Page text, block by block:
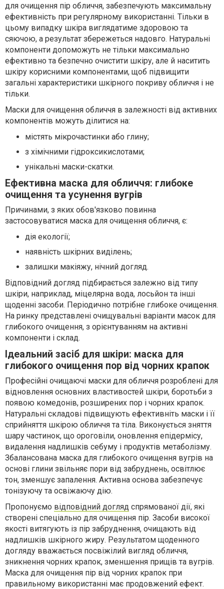
для очищення пір обличчя, забезпечують максимальну
ефективність при регулярному використанні. Тільки в
цьому випадку шкіра виглядатиме здоровою та
сяючою, а результат збережеться надовго. Натуральні
компоненти допоможуть не тільки максимально
ефективно та безпечно очистити шкіру, але й наситить
шкіру корисними компонентами, щоб підвищити
загальні характеристики шкірного покриву обличчя і не
тільки.
Маски для очищення обличчя в залежності від активних
компонентів можуть ділитися на:
містять мікрочастинки або глину;
з хімічними гідроксикислотами;
унікальні маски-скатки.
Ефективна маска для обличчя: глибоке
очищення та усунення вугрів
Причинами, з яких обов'язково повинна
застосовуватися маска для очищення обличчя, є:
дія екології;
наявність шкірних виділень;
залишки макіяжу, нічний догляд.
Відповідний догляд підбирається залежно від типу
шкіри, наприклад, міцелярна вода, лосьйон та інші
щоденні засоби. Періодично потрібне глибоке очищення.
На ринку представлені очищувальні варіанти масок для
глибокого очищення, з орієнтуванням на активні
компоненти і склад.
Ідеальний засіб для шкіри: маска для
глибокого очищення пор від чорних крапок
Професійні очищаючі маски для обличчя розроблені для
відновлення основних властивостей шкіри, боротьби з
появою комедонів, розширених пор і чорних крапок.
Натуральні складові підвищують ефективніть маски і її
сприйняття шкірою обличчя та тіла. Виконується зняття
шару частинок, що ороговіли, оновлення епідермісу,
видалення надлишків себуму і продуктів метаболізму.
Збалансована маска для глибокого очищення вугрів на
основі глини звільняє пори від забруднень, освітлює
тон, зменшує запалення. Активна основа забезпечує
тонізуючу та освіжаючу дію.
Пропонуємо відповідний догляд спрямованої дії, які
створені спеціально для очищення пір. Засоби високої
якості витягують із пір забруднення, очищають від
надлишків шкірного жиру. Результатом щоденного
догляду вважається посвіжілий вигляд обличчя,
зникнення чорних крапок, зменшення прищів та вугрів.
Маска для очищення пір від чорних крапок при
правильному використанні має продовжений ефект.